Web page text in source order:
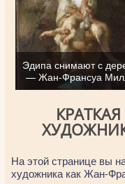
Эдипа снимают с
— Жан-Франсуа
На этой странице вы
художника как Жан-